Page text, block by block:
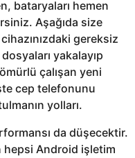
bataryaları hemen
Aşağıda size
gereksiz
yakalayıp
çalışan yeni
cep telefonunu
yolları.
da düşecektir.
hepsi Android işletim